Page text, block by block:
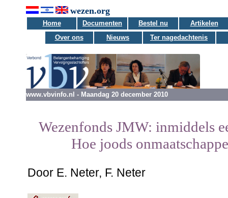
wezen.org
Home Documenten Bestel nu
Artikelen
Over ons
Nieuws Ter nagedachtenis
www.vbvinfo.nl - Maandag 20 december 2010
Wezenfonds JMW: inmiddels
Hoe joods
Door E. Neter, F. Neter